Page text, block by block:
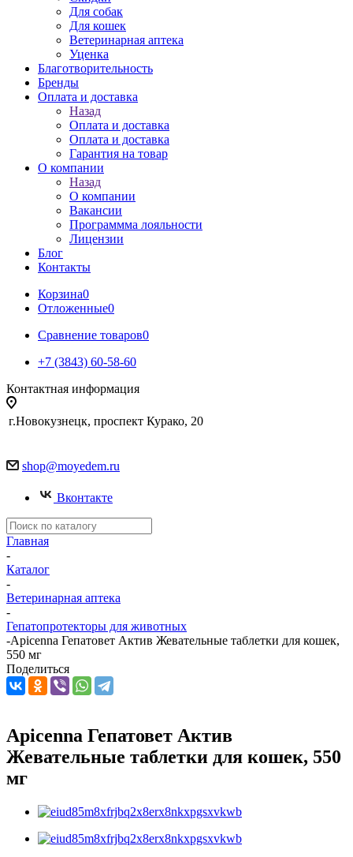
Для собак
Для кошек
Ветеринарная аптека
Уценка
Благотворительность
Бренды
Оплата и доставка
Назад
Оплата и доставка
Оплата и доставка
Гарантия на товар
О компании
Назад
О компании
Вакансии
Программма лояльности
Лицензии
Блог
Контакты
Корзина0
Отложенные0
Сравнение товаров0
+7 (3843) 60-58-60
Контактная информация
г.Новокузнецк, проспект Курако, 20
shop@moyedem.ru
Вконтакте
Главная
-
Каталог
-
Ветеринарная аптека
-
Гепатопротекторы для животных
-Apicenna Гепатовет Актив Жевательные таблетки для кошек,
550 мг
Поделиться
Apicenna Гепатовет Актив
Жевательные таблетки для кошек, 550
мг